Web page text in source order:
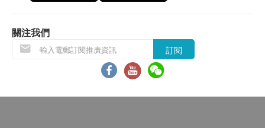
退換條款：
當顧客收取已訂購之貨品時，有責任檢查貨品是否
有損毀情況，一經確認簽收，恕不接受退換。
關注我們
訂閱